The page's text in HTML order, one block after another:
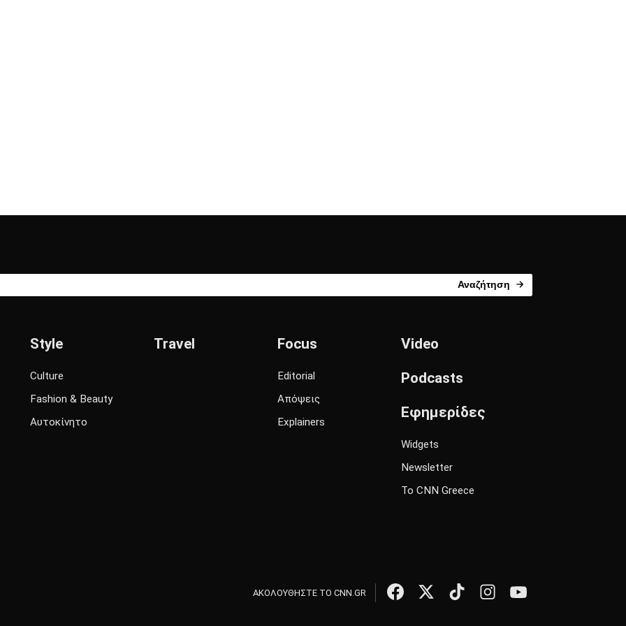
Αναζήτηση
Style
Culture
Fashion & Beauty
Αυτοκίνητο
Travel Focus
Editorial
Απόψεις
Explainers
Video
Podcasts
Εφημερίδες
Widgets
Newsletter
Το CNN Greece
ΑΚΟΛΟΥΘΗΣΤΕ ΤΟ CNN.GR